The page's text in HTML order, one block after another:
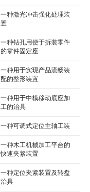
一种激光冲击强化处理装
置
一种钻孔用便于拆装零件
的零件固定座
一种用于实现产品流畅装
配的整形装置
一种用于中模移动底座加
工的治具
一种可调式定位主轴工装
一种木工机械加工平台的
快速夹紧装置
一种定位夹紧装置及转盘
治具